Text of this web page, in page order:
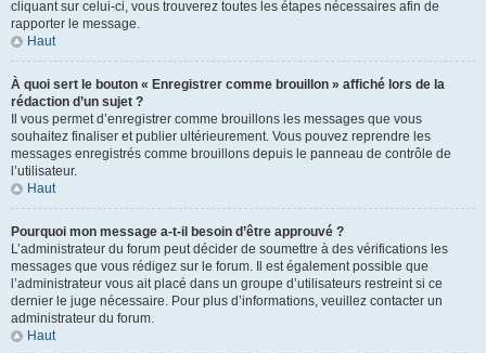
cliquant sur celui-ci, vous trouverez toutes les étapes nécessaires afin de
rapporter le message.
Haut
À quoi sert le bouton « Enregistrer comme brouillon » affiché lors de la
rédaction d’un sujet ?
Il vous permet d’enregistrer comme brouillons les messages que vous
souhaitez finaliser et publier ultérieurement. Vous pouvez reprendre les
messages enregistrés comme brouillons depuis le panneau de contrôle de
l’utilisateur.
Haut
Pourquoi mon message a-t-il besoin d’être approuvé ?
L’administrateur du forum peut décider de soumettre à des vérifications les
messages que vous rédigez sur le forum. Il est également possible que
l’administrateur vous ait placé dans un groupe d’utilisateurs restreint si ce
dernier le juge nécessaire. Pour plus d’informations, veuillez contacter un
administrateur du forum.
Haut